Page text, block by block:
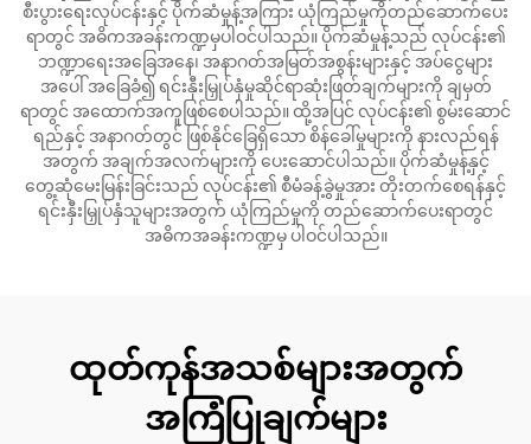
စီးပွားရေးလုပ်ငန်းနှင့် ပိုက်ဆံမှုန့်အကြား ယုံကြည်မှုကိုတည်ဆောက်ပေး
ရာတွင် အဓိကအခန်းကဏ္ဍမှပါဝင်ပါသည်။ ပိုက်ဆံမှုန့်သည် လုပ်ငန်း၏
ဘဏ္ဍာရေးအခြေအနေ၊ အနာဂတ်အမြတ်အစွန်းများနှင့် အပ်ငွေများ
အပေါ် အခြေခံ၍ ရင်းနှီးမြှုပ်နှံမှုဆိုင်ရာဆုံးဖြတ်ချက်များကို ချမှတ်
ရာတွင် အထောက်အကူဖြစ်စေပါသည်။ ထို့အပြင် လုပ်ငန်း၏ စွမ်းဆောင်
ရည်နှင့် အနာဂတ်တွင် ဖြစ်နိုင်ခြေရှိသော စိန်ခေါ်မှုများကို နားလည်ရန်
အတွက် အချက်အလက်များကို ပေးဆောင်ပါသည်။ ပိုက်ဆံမှုန့်နှင့်
တွေ့ဆုံမေးမြန်းခြင်းသည် လုပ်ငန်း၏ စီမံခန့်ခွဲမှုအား တိုးတက်စေရန်နှင့်
ရင်းနှီးမြှုပ်နှံသူများအတွက် ယုံကြည်မှုကို တည်ဆောက်ပေးရာတွင်
အဓိကအခန်းကဏ္ဍမှ ပါဝင်ပါသည်။
ထုတ်ကုန်အသစ်များအတွက်
အကြံပြုချက်များ